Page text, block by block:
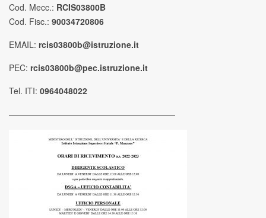
Cod. Mecc.: RCIS03800B
Cod. Fisc.: 90034720806
EMAIL: rcis03800b@istruzione.it
PEC: rcis03800b@pec.istruzione.it
Tel. ITI: 0964048022
————————————————————